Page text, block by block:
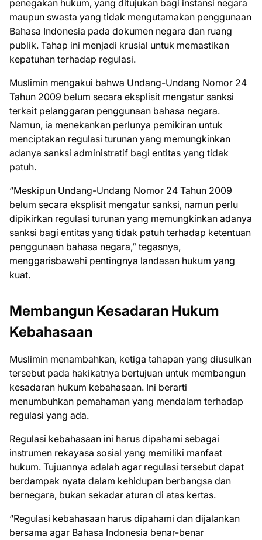
penegakan hukum, yang ditujukan bagi instansi negara
maupun swasta yang tidak mengutamakan penggunaan
Bahasa Indonesia pada dokumen negara dan ruang
publik. Tahap ini menjadi krusial untuk memastikan
kepatuhan terhadap regulasi.
Muslimin mengakui bahwa Undang-Undang Nomor 24
Tahun 2009 belum secara eksplisit mengatur sanksi
terkait pelanggaran penggunaan bahasa negara.
Namun, ia menekankan perlunya pemikiran untuk
menciptakan regulasi turunan yang memungkinkan
adanya sanksi administratif bagi entitas yang tidak
patuh.
“Meskipun Undang-Undang Nomor 24 Tahun 2009
belum secara eksplisit mengatur sanksi, namun perlu
dipikirkan regulasi turunan yang memungkinkan adanya
sanksi bagi entitas yang tidak patuh terhadap ketentuan
penggunaan bahasa negara,” tegasnya,
menggarisbawahi pentingnya landasan hukum yang
kuat.
Membangun Kesadaran Hukum
Kebahasaan
Muslimin menambahkan, ketiga tahapan yang diusulkan
tersebut pada hakikatnya bertujuan untuk membangun
kesadaran hukum kebahasaan. Ini berarti
menumbuhkan pemahaman yang mendalam terhadap
regulasi yang ada.
Regulasi kebahasaan ini harus dipahami sebagai
instrumen rekayasa sosial yang memiliki manfaat
hukum. Tujuannya adalah agar regulasi tersebut dapat
berdampak nyata dalam kehidupan berbangsa dan
bernegara, bukan sekadar aturan di atas kertas.
“Regulasi kebahasaan harus dipahami dan dijalankan
bersama agar Bahasa Indonesia benar-benar